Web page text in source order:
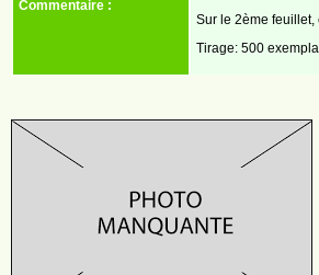
Commentaire :
Sur le 2ème
Tirage: 500